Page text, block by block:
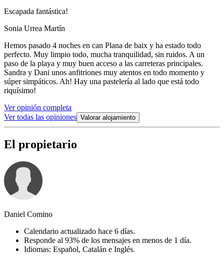
Escapada fantástica!
Sonia Urrea Martín
Hemos pasado 4 noches en can Plana de baix y ha estado todo
perfecto. Muy limpio todo, mucha tranquilidad, sin ruidos. A un
paso de la playa y muy buen acceso a las carreteras principales.
Sandra y Dani unos anfitriones muy atentos en todo momento y
súper simpáticos. Ah! Hay una pastelería al lado que está todo
riquísimo!
Ver opinión completa
Ver todas las opiniones Valorar alojamiento
El propietario
Daniel Comino
Calendario actualizado hace 6 días.
Responde al 93% de los mensajes en menos de 1 día.
Idiomas: Español, Catalán e Inglés.